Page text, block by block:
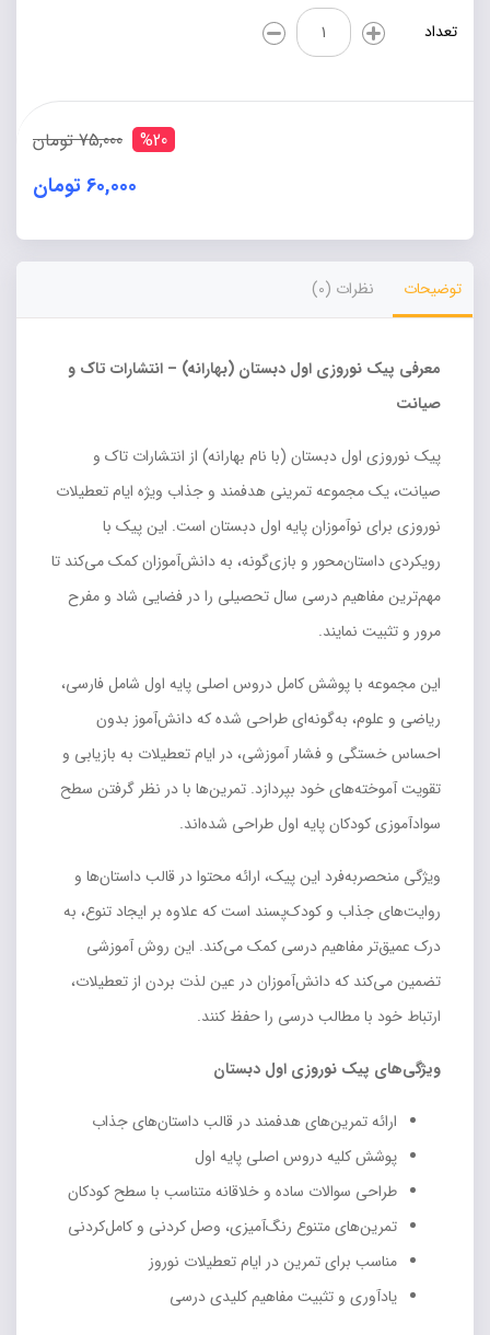
تعداد
بهارانه
اول
(پیک
عدد
%20 75,000 تومان
60,000 تومان
Alternative:
توضیحات نظرات (0)
معرفی پیک نوروزی اول دبستان (بهارانه) – انتشارات تاک و
صیانت
پیک نوروزی اول دبستان (با نام بهارانه) از انتشارات تاک و
صیانت، یک مجموعه تمرینی هدفمند و جذاب ویژه ایام تعطیلات
نوروزی برای نوآموزان پایه اول دبستان است. این پیک با
رویکردی داستان‌محور و بازی‌گونه، به دانش‌آموزان کمک می‌کند تا
مهم‌ترین مفاهیم درسی سال تحصیلی را در فضایی شاد و مفرح
مرور و تثبیت نمایند.
این مجموعه با پوشش کامل دروس اصلی پایه اول شامل فارسی،
ریاضی و علوم، به‌گونه‌ای طراحی شده که دانش‌آموز بدون
احساس خستگی و فشار آموزشی، در ایام تعطیلات به بازیابی و
تقویت آموخته‌های خود بپردازد. تمرین‌ها با در نظر گرفتن سطح
سوادآموزی کودکان پایه اول طراحی شده‌اند.
ویژگی منحصربه‌فرد این پیک، ارائه محتوا در قالب داستان‌ها و
روایت‌های جذاب و کودک‌پسند است که علاوه بر ایجاد تنوع، به
درک عمیق‌تر مفاهیم درسی کمک می‌کند. این روش آموزشی
تضمین می‌کند که دانش‌آموزان در عین لذت بردن از تعطیلات،
ارتباط خود با مطالب درسی را حفظ کنند.
ویژگی‌های پیک نوروزی اول دبستان
ارائه تمرین‌های هدفمند در قالب داستان‌های جذاب
پوشش کلیه دروس اصلی پایه اول
طراحی سوالات ساده و خلاقانه متناسب با سطح کودکان
تمرین‌های متنوع رنگ‌آمیزی، وصل کردنی و کامل‌کردنی
مناسب برای تمرین در ایام تعطیلات نوروز
یادآوری و تثبیت مفاهیم کلیدی درسی